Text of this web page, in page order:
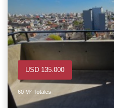
USD 135.000
60 M² Totales